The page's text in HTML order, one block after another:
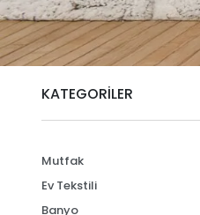
KATEGORİLER
Mutfak
Ev Tekstili
Banyo